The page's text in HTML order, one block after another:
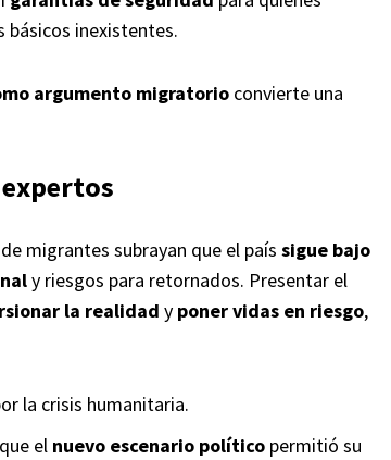
básicos inexistentes.
argumento migratorio convierte una
migrantes subrayan que el país sigue bajo
y riesgos para retornados. Presentar el
la realidad y poner vidas en riesgo,
la crisis humanitaria.
el nuevo escenario político permitió su